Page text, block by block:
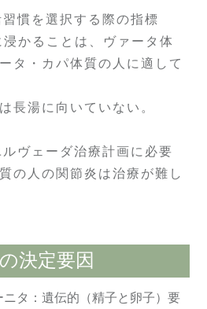
習慣を選択する際の指標
ることは、ヴァータ体
タ・カパ体質の人に適して
湯に向いていない。
ヴェーダ治療計画に必要
人の関節炎は治療が難し
決定要因
ニタ：遺伝的（精子と卵子）要